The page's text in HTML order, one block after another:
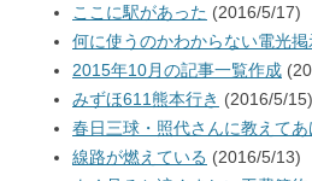
ここに駅があった (2016/5/17)
何に使うのかわからない電光掲
2015年10月の記事一覧作成
みずほ611熊本行き (2016/5/15)
春日三球・照代さんに教えて
線路が燃えている (2016/5/13)